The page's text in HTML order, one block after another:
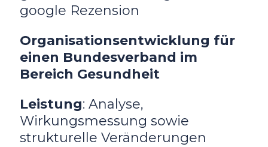
google Rezension
Organisationsentwicklung für
einen Bundesverband im
Bereich Gesundheit
Leistung: Analyse,
Wirkungsmessung sowie
strukturelle Veränderungen